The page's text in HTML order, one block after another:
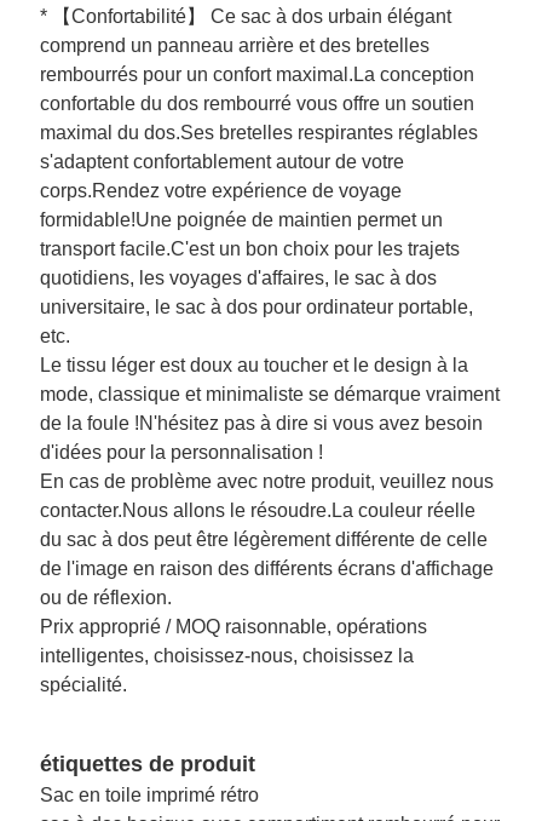
* 【Confortabilité】 Ce sac à dos urbain élégant
comprend un panneau arrière et des bretelles
rembourrés pour un confort maximal.La conception
confortable du dos rembourré vous offre un soutien
maximal du dos.Ses bretelles respirantes réglables
s'adaptent confortablement autour de votre
corps.Rendez votre expérience de voyage
formidable!Une poignée de maintien permet un
transport facile.C'est un bon choix pour les trajets
quotidiens, les voyages d'affaires, le sac à dos
universitaire, le sac à dos pour ordinateur portable,
etc.
Le tissu léger est doux au toucher et le design à la
mode, classique et minimaliste se démarque vraiment
de la foule !N'hésitez pas à dire si vous avez besoin
d'idées pour la personnalisation !
En cas de problème avec notre produit, veuillez nous
contacter.Nous allons le résoudre.La couleur réelle
du sac à dos peut être légèrement différente de celle
de l'image en raison des différents écrans d'affichage
ou de réflexion.
Prix ​​​​approprié / MOQ raisonnable, opérations
intelligentes, choisissez-nous, choisissez la
spécialité.
étiquettes de produit
Sac en toile imprimé rétro